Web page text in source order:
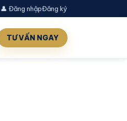
👤 Đăng nhậpĐăng ký
TƯ VẤN NGAY